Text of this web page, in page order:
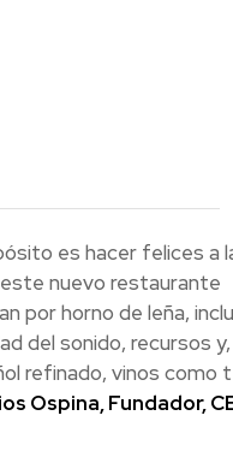
es hacer felices a
nuevo restaurante
por horno de leña,
del sonido, recursos
refinado, vinos como
Ospina, Fundador,